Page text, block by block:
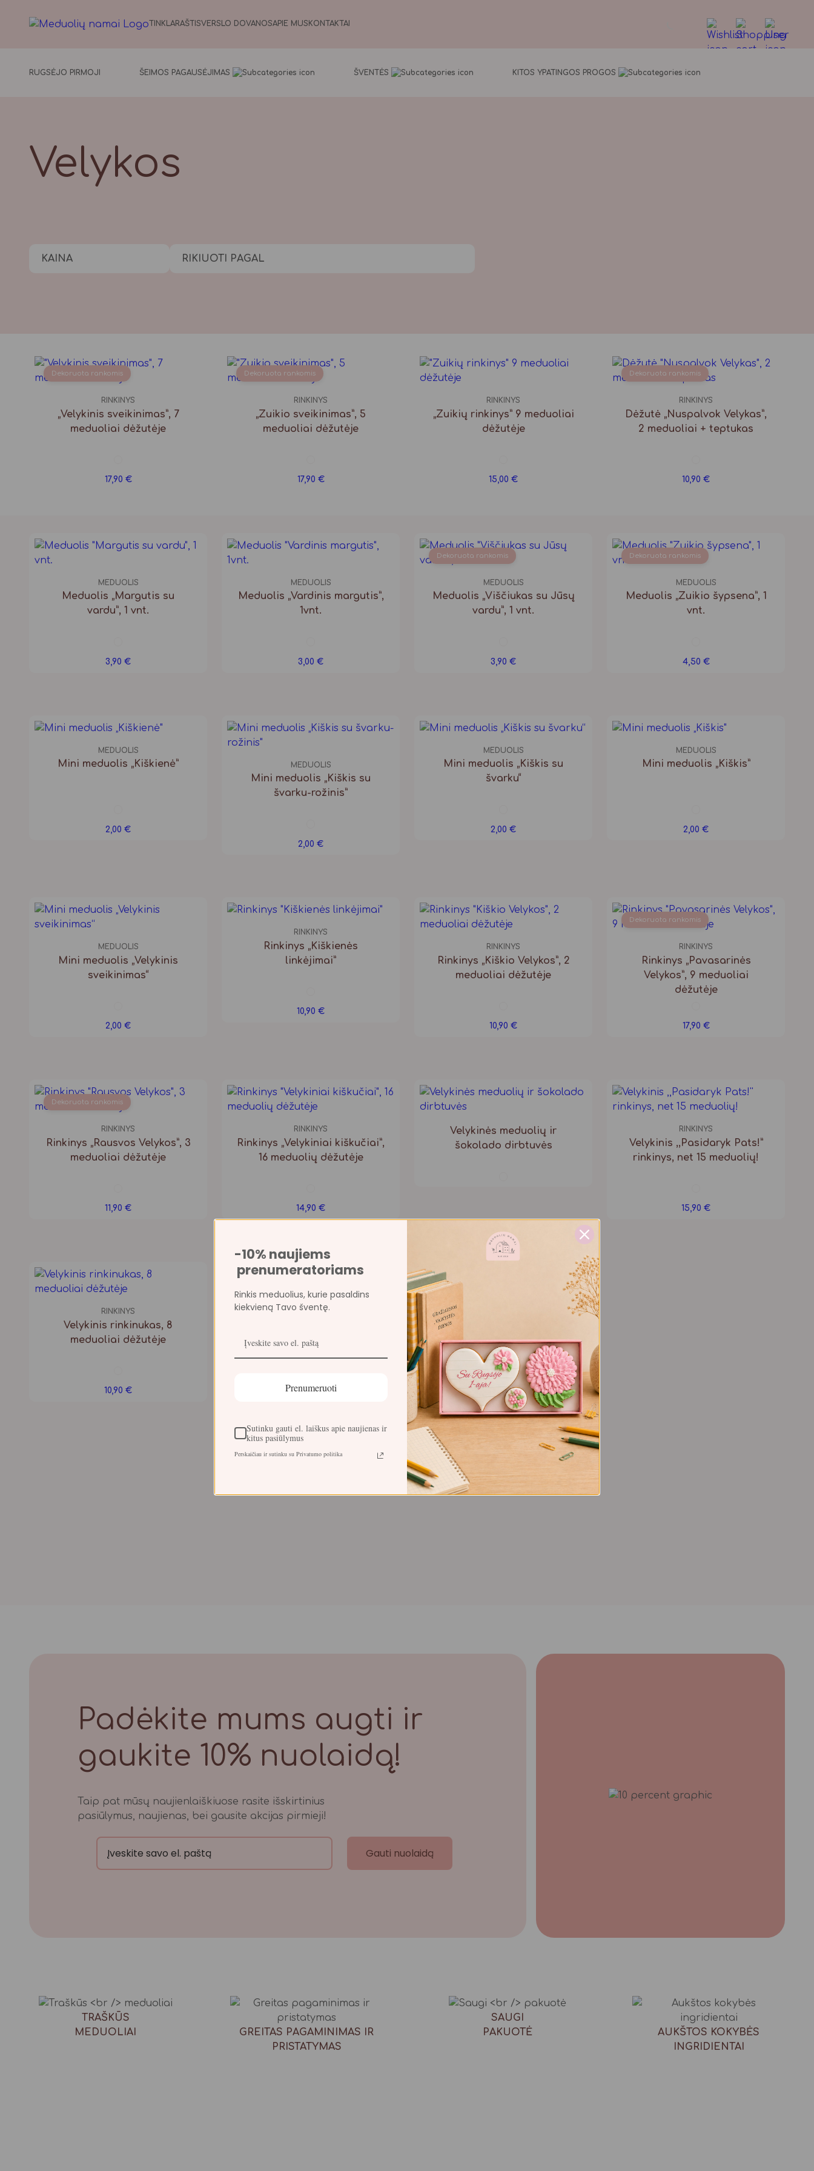
TINKLARAŠTISVERSLO DOVANOSAPIE MUS KONTAKTAI
RUGSĖJO PIRMOJI ŠEIMOS PAGAUSĖJIMAS ŠVENTĖS KITOS YPATINGOS PROGOS
Velykos
KAINA RIKIUOTI PAGAL
Dekoruota rankomis
RINKINYS
„Velykinis sveikinimas”, 7
meduoliai dėžutėje
17,90 €
Dekoruota rankomis
RINKINYS
„Zuikio sveikinimas”, 5
meduoliai dėžutėje
17,90 €
RINKINYS
„Zuikių rinkinys” 9 meduoliai
dėžutėje
15,00 €
Dekoruota rankomis
RINKINYS
Dėžutė „Nuspalvok Velykas”,
2 meduoliai + teptukas
10,90 €
MEDUOLIS
Meduolis „Margutis su
vardu”, 1 vnt.
3,90 €
MEDUOLIS
Meduolis „Vardinis margutis”,
1vnt.
3,00 €
Dekoruota rankomis
MEDUOLIS
Meduolis „Viščiukas su Jūsų
vardu”, 1 vnt.
3,90 €
Dekoruota rankomis
MEDUOLIS
Meduolis „Zuikio šypsena”, 1
vnt.
4,50 €
MEDUOLIS
Mini meduolis „Kiškienė”
2,00 €
MEDUOLIS
Mini meduolis „Kiškis su
švarku-rožinis”
2,00 €
MEDUOLIS
Mini meduolis „Kiškis su
švarku“
2,00 €
MEDUOLIS
Mini meduolis „Kiškis”
2,00 €
MEDUOLIS
Mini meduolis „Velykinis
sveikinimas“
2,00 €
RINKINYS
Rinkinys „Kiškienės
linkėjimai”
10,90 €
RINKINYS
Rinkinys „Kiškio Velykos”, 2
meduoliai dėžutėje
10,90 €
Dekoruota rankomis
RINKINYS
Rinkinys „Pavasarinės
Velykos”, 9 meduoliai
dėžutėje
17,90 €
Dekoruota rankomis
RINKINYS
Rinkinys „Rausvos Velykos”, 3
meduoliai dėžutėje
11,90 €
RINKINYS
Rinkinys „Velykiniai kiškučiai”,
16 meduolių dėžutėje
14,90 €
Velykinės meduolių ir
šokolado dirbtuvės
RINKINYS
Velykinis ,,Pasidaryk Pats!”
rinkinys, net 15 meduolių!
15,90 €
RINKINYS
Velykinis rinkinukas, 8
meduoliai dėžutėje
10,90 €
Padėkite mums augti ir
gaukite 10% nuolaidą!
Taip pat mūsų naujienlaiškiuose rasite išskirtinius
pasiūlymus, naujienas, bei gausite akcijas pirmieji!
Gauti nuolaidą
TRAŠKŪS
MEDUOLIAI
GREITAS PAGAMINIMAS IR
PRISTATYMAS
SAUGI
PAKUOTĖ
AUKŠTOS KOKYBĖS
INGRIDIENTAI
-10% naujiems
prenumeratoriams
Rinkis meduolius, kurie pasaldins
kiekvieną Tavo šventę.
Prenumeruoti
Sutinku gauti el. laiškus apie naujienas ir
kitus pasiūlymus
Perskaičiau ir sutinku su Privatumo politika